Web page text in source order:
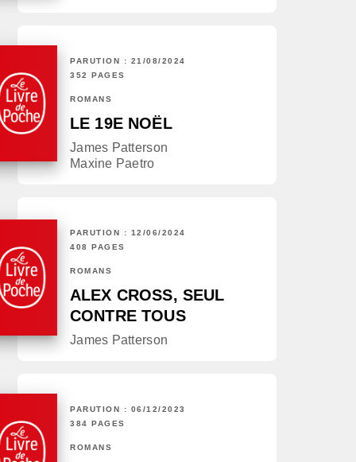
PARUTION : 21/08/2024
352 PAGES
ROMANS
LE 19E NOËL
James Patterson
Maxine Paetro
PARUTION : 12/06/2024
408 PAGES
ROMANS
ALEX CROSS, SEUL
CONTRE TOUS
James Patterson
PARUTION : 06/12/2023
384 PAGES
ROMANS